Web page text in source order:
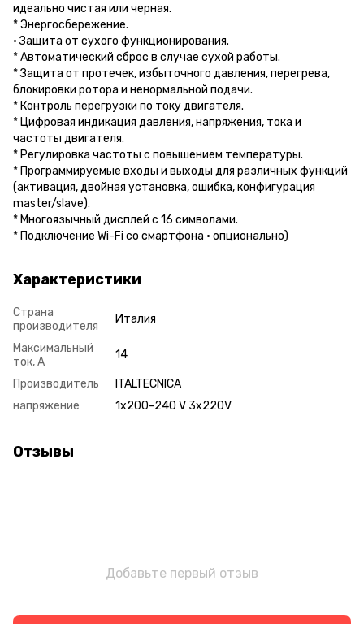
идеально чистая или черная.
* Энергосбережение.
• Защита от сухого функционирования.
* Автоматический сброс в случае сухой работы.
* Защита от протечек, избыточного давления, перегрева,
блокировки ротора и ненормальной подачи.
* Контроль перегрузки по току двигателя.
* Цифровая индикация давления, напряжения, тока и
частоты двигателя.
* Регулировка частоты с повышением температуры.
* Программируемые входы и выходы для различных функций
(активация, двойная установка, ошибка, конфигурация
master/slave).
* Многоязычный дисплей с 16 символами.
* Подключение Wi-Fi со смартфона • опционально)
Характеристики
Страна
производителя
Италия
Максимальный
ток, A
14
Производитель
ITALTECNICA
напряжение
1x200–240 V 3x220V
Отзывы
Добавьте первый отзыв